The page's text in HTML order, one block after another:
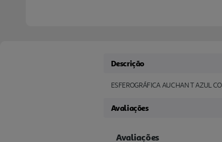
Descrição
ESFEROGRÁFICA AUCHAN T AZUL
Avaliações